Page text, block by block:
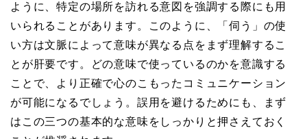
ように、特定の場所を訪れる意図を強調する際にも用
いられることがあります。このように、「伺う」の使
い方は文脈によって意味が異なる点をまず理解するこ
とが肝要です。どの意味で使っているのかを意識する
ことで、より正確で心のこもったコミュニケーション
が可能になるでしょう。誤用を避けるためにも、まず
はこの三つの基本的な意味をしっかりと押さえておく